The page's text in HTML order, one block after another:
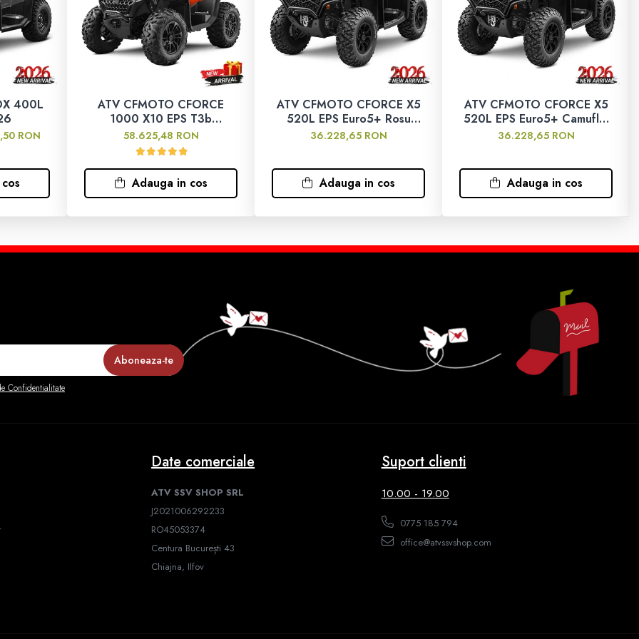
400L
RON
ATV CFMOTO CFORCE
1000 X10 EPS T3b
Portocaliu 2025
58.625,48 RON
Adauga in cos
ATV CFMOTO CFORCE X5
520L EPS Euro5+ Rosu
2026
36.228,65 RON
Adauga in cos
ATV CFMOTO CFORCE X5
520L EPS Euro5+ Camuflaj
2026
36.228,65 RON
Adauga in cos
Confidentialitate
Date comerciale
ATV SSV SHOP SRL
J2021006292233
RO45053374
Centura București 43
Chiajna, Ilfov
Suport clienti
10.00 - 19.00
0775 185 794
office@atvssvshop.com